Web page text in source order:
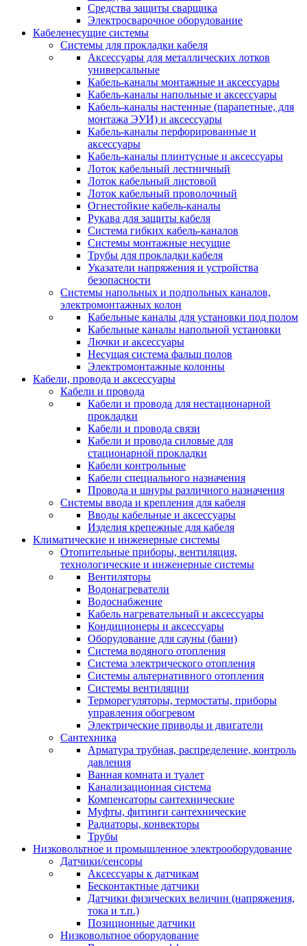
Средства защиты сварщика
Электросварочное оборудование
Кабеленесущие системы
Системы для прокладки кабеля
Аксессуары для металлических лотков
универсальные
Кабель-каналы монтажные и аксессуары
Кабель-каналы напольные и аксессуары
Кабель-каналы настенные (парапетные, для
монтажа ЭУИ) и аксессуары
Кабель-каналы перфорированные и
аксессуары
Кабель-каналы плинтусные и аксессуары
Лоток кабельный лестничный
Лоток кабельный листовой
Лоток кабельный проволочный
Огнестойкие кабель-каналы
Рукава для защиты кабеля
Система гибких кабель-каналов
Системы монтажные несущие
Трубы для прокладки кабеля
Указатели напряжения и устройства
безопасности
Системы напольных и подпольных каналов,
электромонтажных колон
Кабельные каналы для установки под полом
Кабельные каналы напольной установки
Лючки и аксессуары
Несущая система фальш полов
Электромонтажные колонны
Кабели, провода и аксессуары
Кабели и провода
Кабели и провода для нестационарной
прокладки
Кабели и провода связи
Кабели и провода силовые для
стационарной прокладки
Кабели контрольные
Кабели специального назначения
Провода и шнуры различного назначения
Системы ввода и крепления для кабеля
Вводы кабельные и аксессуары
Изделия крепежные для кабеля
Климатические и инженерные системы
Отопительные приборы, вентиляция,
технологические и инженерные системы
Вентиляторы
Водонагреватели
Водоснабжение
Кабель нагревательный и аксессуары
Кондиционеры и аксессуары
Оборудование для сауны (бани)
Система водяного отопления
Система электрического отопления
Системы альтернативного отопления
Системы вентиляции
Терморегуляторы, термостаты, приборы
управления обогревом
Электрические приводы и двигатели
Сантехника
Арматура трубная, распределение, контроль
давления
Ванная комната и туалет
Канализационная система
Компенсаторы сантехнические
Муфты, фитинги сантехнические
Радиаторы, конвекторы
Трубы
Низковольтное и промышленное электрооборудование
Датчики/сенсоры
Аксессуары к датчикам
Бесконтактные датчики
Датчики физических величин (напряжения,
тока и т.п.)
Позиционные датчики
Низковольтное оборудование